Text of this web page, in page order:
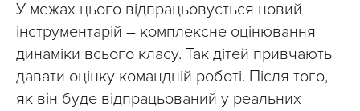
У межах цього відпрацьовується новий
інструментарій – комплексне оцінювання
динаміки всього класу. Так дітей привчають
давати оцінку командній роботі. Після того,
як він буде відпрацьований у реальних